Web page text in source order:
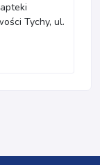
Tychy, ul.